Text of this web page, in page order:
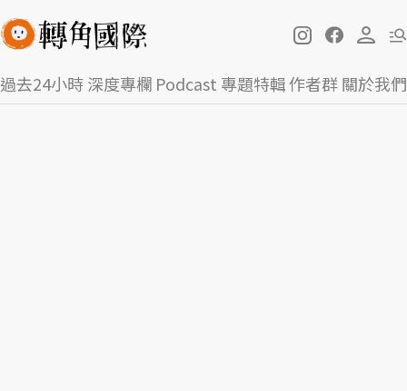
過去24小時深度專欄 Podcast 專題特輯作者群關於我們